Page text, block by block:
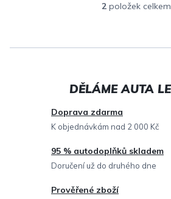
O
l
a
í
p
r
2 položek celkem
Doprava zdarma
K objednávkám nad 2 000 Kč
95 % autodoplňků skladem
Doručení už do druhého dne
Prověřené zboží